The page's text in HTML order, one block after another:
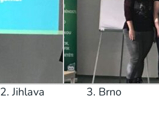
2. Jihlava 3. Brno